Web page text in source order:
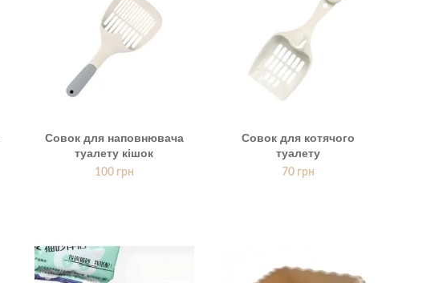
Совок для наповнювача
туалету кішок
100грн
Совок для котячого
туалету
70грн